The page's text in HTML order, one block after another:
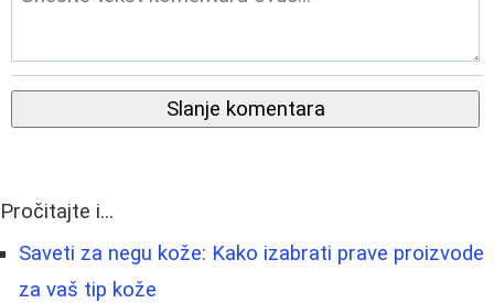
Slanje komentara
Pročitajte i...
Saveti za negu kože: Kako izabrati prave proizvode
za vaš tip kože